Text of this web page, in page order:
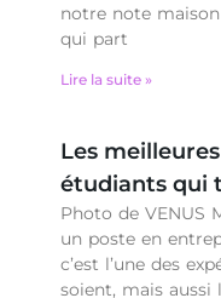
notre note
qui part
Lire la suite »
Les
étudiants qui
Photo de VENUS
un poste en
c’est l’une des
soient, mais aussi